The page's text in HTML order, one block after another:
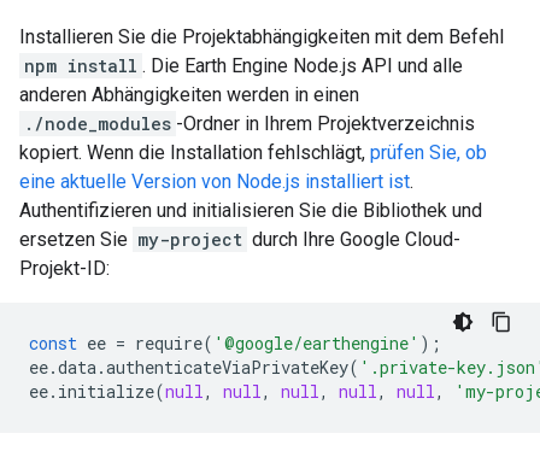
Installieren Sie die Projektabhängigkeiten mit dem Befehl
npm install . Die Earth Engine Node.js API und alle
anderen Abhängigkeiten werden in einen
./node_modules -Ordner in Ihrem Projektverzeichnis
kopiert. Wenn die Installation fehlschlägt, prüfen Sie, ob
eine aktuelle Version von Node.js installiert ist.
Authentifizieren und initialisieren Sie die Bibliothek und
ersetzen Sie my-project durch Ihre Google Cloud-
Projekt-ID:
const ee = require( '@google/earthengine' );
ee.data.authenticateViaPrivateKey( '.private-
ee. initialize(null, null, null, null, null, 'my-